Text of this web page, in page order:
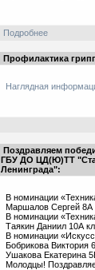
Подробнее
Профилактика
Наглядная
Поздравляем
ГБУ ДО ЦД(Ю)ТТ
Ленинграда":
В номинации
Маршалов Сергей 8А
В номинации
Таякин Даниил 10А
В номинации
Бобрикова Виктория
Ушакова Екатерина
Молодцы!